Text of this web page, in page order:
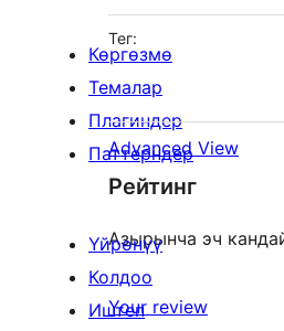
Тег:
Advanced View
Рейтинг
Азырынча эч
Your review
Көргөзмө
Темалар
Плагиндер
Паттерндер
Үйрөнүү
Колдоо
Иштеп